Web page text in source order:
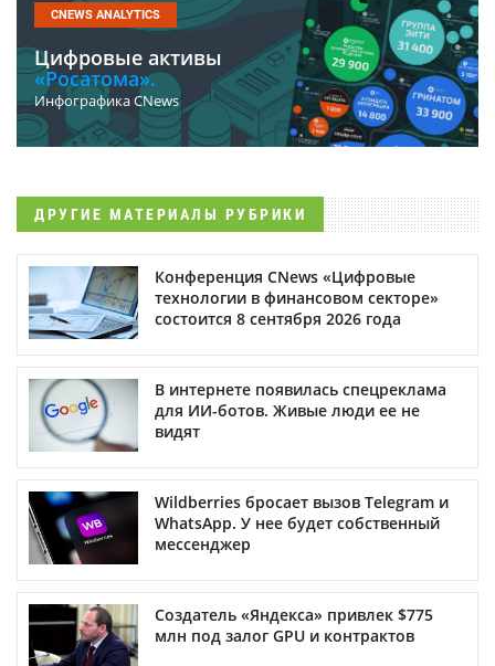
CNEWS ANALYTICS
Цифровые активы
«Росатома».
Инфографика CNews
ДРУГИЕ МАТЕРИАЛЫ РУБРИКИ
Конференция CNews «Цифровые
технологии в финансовом секторе»
состоится 8 сентября 2026 года
В интернете появилась спецреклама
для ИИ-ботов. Живые люди ее не
видят
Wildberries бросает вызов Telegram и
WhatsApp. У нее будет собственный
мессенджер
Создатель «Яндекса» привлек $775
млн под залог GPU и контрактов